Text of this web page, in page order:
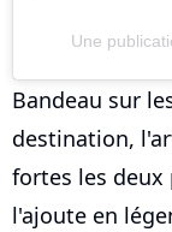
Une
Bandeau sur
destination,
fortes les deux
l'ajoute en